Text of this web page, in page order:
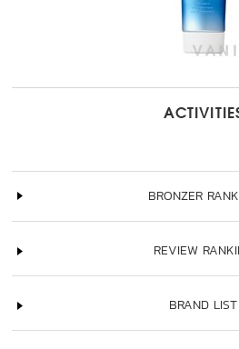
BRONZER
REVIEW
BRAND LIST